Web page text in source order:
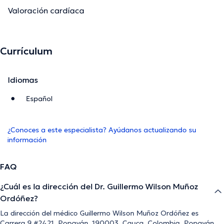
Valoración cardíaca
Currículum
Idiomas
Español
¿Conoces a este especialista? Ayúdanos actualizando su
información
FAQ
¿Cuál es la dirección del Dr. Guillermo Wilson Muñoz
Ordóñez?
La dirección del médico Guillermo Wilson Muñoz Ordóñez es